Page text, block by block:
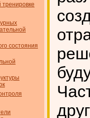
тренировке
состояния